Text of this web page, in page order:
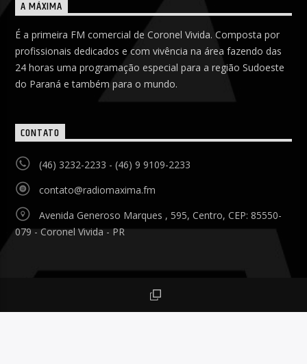
A MÁXIMA
É a primeira FM comercial de Coronel Vivida. Composta por
profissionais dedicados e com vivência na área fazendo das
24 horas uma programação especial para a região Sudoeste
do Paraná e também para o mundo.
CONTATO
(46) 3232-2233 - (46) 9 9109-2233
contato@radiomaxima.fm
Avenida Generoso Marques , 595, Centro, CEP: 85550-
079 - Coronel Vivida - PR